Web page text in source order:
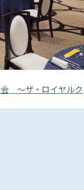
会 ～ザ・ロイヤルク